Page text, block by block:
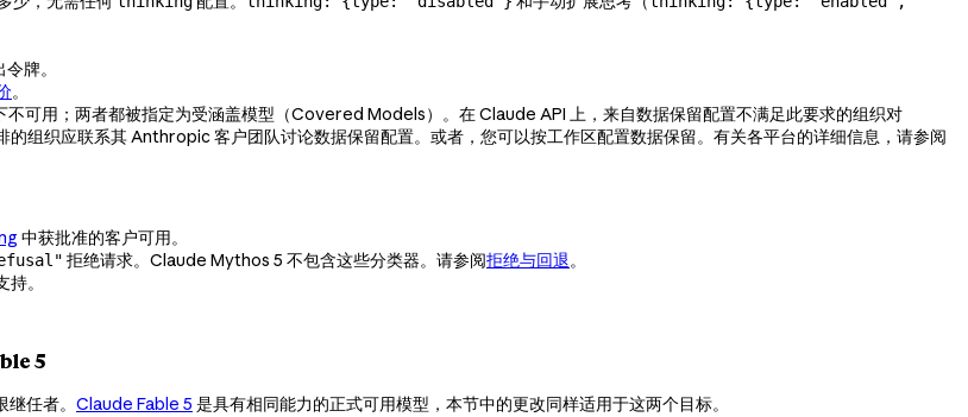
牌。
。
可用；两者都被指定为受涵盖模型（Covered Models）。在 Claude API 上，来自数据保留配置不满足此要求的组织对
的组织应联系其 Anthropic 客户团队讨论数据保留配置。或者，您可以按工作区配置数据保留。有关各平台的详细信息，请参阅
中获批准的客户可用。
拒绝请求。Claude Mythos 5 不包含这些分类器。请参阅拒绝与回退。
。
5
任者。 Claude Fable 5 是具有相同能力的正式可用模型，本节中的更改同样适用于这两个目标。